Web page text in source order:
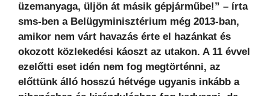
üzemanyaga, üljön át másik gépjárműbe!” – írta
sms-ben a Belügyminisztérium még 2013-ban,
amikor nem várt havazás érte el hazánkat és
okozott közlekedési káoszt az utakon. A 11 évvel
ezelőtti eset idén nem fog megtörténni, az
előttünk álló hosszú hétvége ugyanis inkább a